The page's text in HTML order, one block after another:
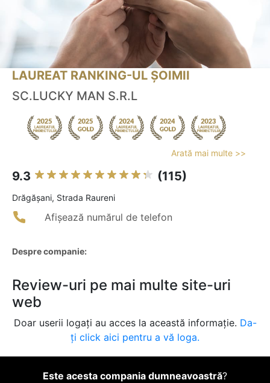
LAUREAT RANKING-UL ȘOIMII
SC.LUCKY MAN S.R.L
Arată mai multe >>
9.3 (115)
Drăgăşani, Strada Raureni
Afișează numărul de telefon
Despre companie:
Review-uri pe mai multe site-uri
web
Doar userii logați au acces la această informație. Da-
ți click aici pentru a vă loga.
Este acesta compania dumneavoastră?